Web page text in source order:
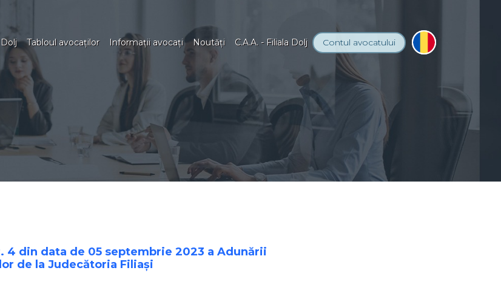
Tabloul avocaţilor Informaţii avocaţi Noutăţi C.A.A. - Filiala Dolj Contul avocatului
4 din data de 05 septembrie 2023 a Adunării
de la Judecătoria Filiaşi